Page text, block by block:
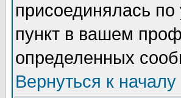
присоединялась
пункт в вашем
определенных
Вернуться к началу